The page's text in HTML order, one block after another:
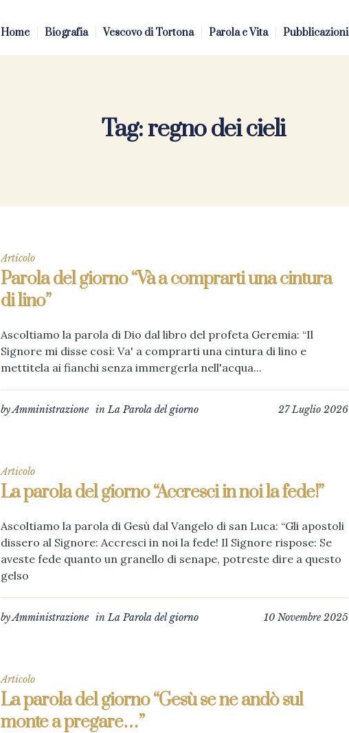
Home Biografia Vescovo di Tortona Parola e Vita Pubblicazioni
Tag:regno dei cieli
Articolo
Parola del giorno “Và a comprarti una cintura
di lino”
Ascoltiamo la parola di Dio dal libro del profeta Geremia: “Il
Signore mi disse così: Va' a comprarti una cintura di lino e
mettitela ai fianchi senza immergerla nell'acqua...
27 Luglio 2026
byAmministrazione inLa Parola del giorno
Articolo
La parola del giorno “Accresci in noi la fede!”
Ascoltiamo la parola di Gesù dal Vangelo di san Luca: “Gli apostoli
dissero al Signore: Accresci in noi la fede! Il Signore rispose: Se
aveste fede quanto un granello di senape, potreste dire a questo
gelso
10 Novembre 2025
byAmministrazione inLa Parola del giorno
Articolo
La parola del giorno “Gesù se ne andò sul
monte a pregare…”